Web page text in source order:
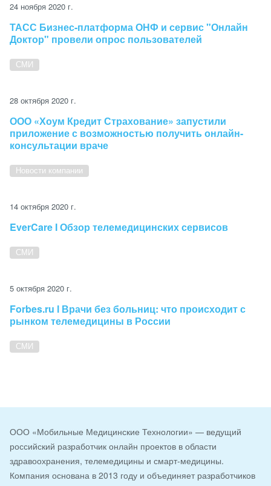
24 ноября 2020 г.
ТАСС Бизнес-платформа ОНФ и сервис "Онлайн
Доктор" провели опрос пользователей
СМИ
28 октября 2020 г.
ООО «Хоум Кредит Страхование» запустили
приложение с возможностью получить онлайн-
консультации враче
Новости компании
14 октября 2020 г.
EverCare I Обзор телемедицинских сервисов
СМИ
5 октября 2020 г.
Forbes.ru l Врачи без больниц: что происходит с
рынком телемедицины в России
СМИ
ООО «Мобильные Медицинские Технологии» — ведущий
российский разработчик онлайн проектов в области
здравоохранения, телемедицины и смарт-медицины.
Компания основана в 2013 году и объединяет разработчиков